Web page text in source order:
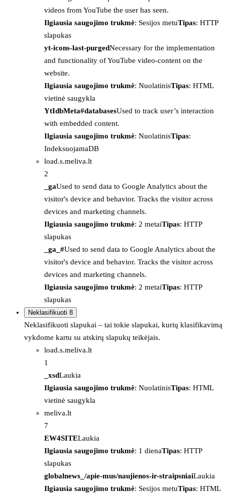
videos from YouTube the user has seen.
Ilgiausia saugojimo trukmė: Sesijos metuTipas: HTTP
slapukas
yt-icons-last-purgedNecessary for the implementation
and functionality of YouTube video-content on the
website.
Ilgiausia saugojimo trukmė: NuolatinisTipas: HTML
vietinė saugykla
YtIdbMeta#databasesUsed to track user’s interaction
with embedded content.
Ilgiausia saugojimo trukmė: NuolatinisTipas:
IndeksuojamaDB
load.s.meliva.lt
2
_gaUsed to send data to Google Analytics about the
visitor's device and behavior. Tracks the visitor across
devices and marketing channels.
Ilgiausia saugojimo trukmė: 2 metaiTipas: HTTP
slapukas
_ga_#Used to send data to Google Analytics about the
visitor's device and behavior. Tracks the visitor across
devices and marketing channels.
Ilgiausia saugojimo trukmė: 2 metaiTipas: HTTP
slapukas
Neklasifikuoti 8
Neklasifikuoti slapukai – tai tokie slapukai, kurių klasifikavimą
vykdome kartu su atskirų slapukų teikėjais.
load.s.meliva.lt
1
_xsdLaukia
Ilgiausia saugojimo trukmė: NuolatinisTipas: HTML
vietinė saugykla
meliva.lt
7
EW4SITELaukia
Ilgiausia saugojimo trukmė: 1 dienaTipas: HTTP
slapukas
globalnews_/apie-mus/naujienos-ir-straipsniaiLaukia
Ilgiausia saugojimo trukmė: Sesijos metuTipas: HTML